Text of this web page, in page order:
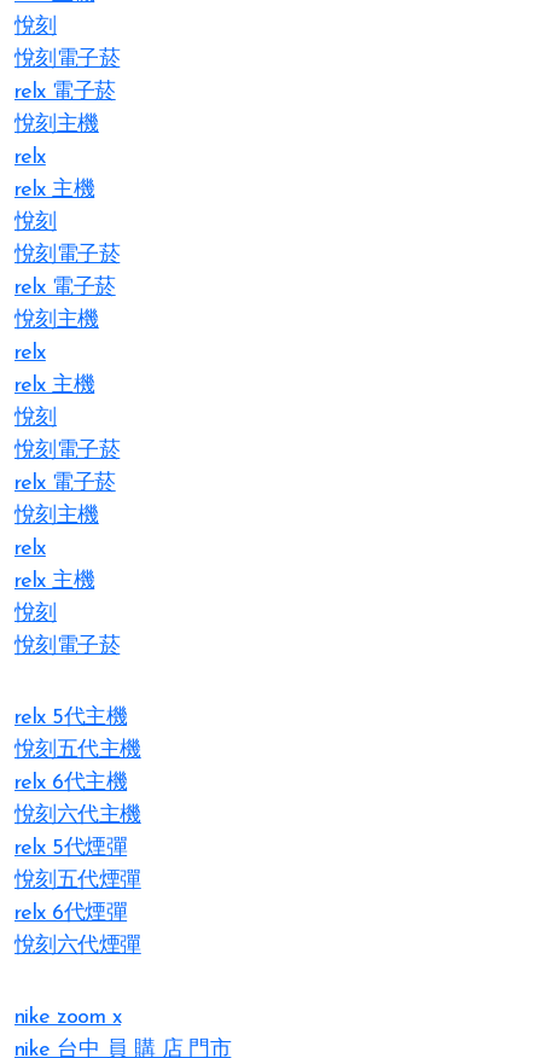
悅刻
悅刻電子菸
relx 電子菸
悅刻主機
relx
relx 主機
悅刻
悅刻電子菸
relx 電子菸
悅刻主機
relx
relx 主機
悅刻
悅刻電子菸
relx 電子菸
悅刻主機
relx
relx 主機
悅刻
悅刻電子菸
relx 5代主機
悅刻五代主機
relx 6代主機
悅刻六代主機
relx 5代煙彈
悅刻五代煙彈
relx 6代煙彈
悅刻六代煙彈
nike zoom x
nike 台中 員 購 店 門市